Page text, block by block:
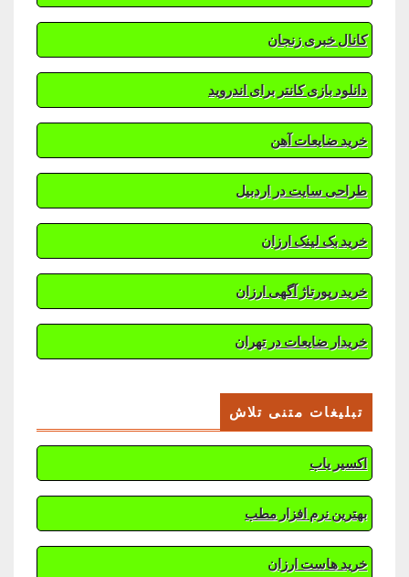
کانال خبری زنجان
دانلود بازی کانتر برای اندروید
خرید ضایعات آهن
طراحی سایت در اردبیل
خرید بک لینک ارزان
خرید رپورتاژ آگهی ارزان
خریدار ضایعات در تهران
تبلیغات متنی تلاش
اکسیر یاب
بهترین نرم افزار مطب
خرید هاست ارزان